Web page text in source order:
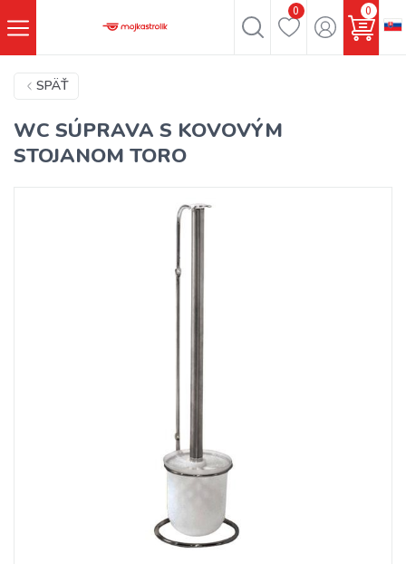
0 0
SPÄŤ
WC SÚPRAVA S KOVOVÝM
STOJANOM TORO